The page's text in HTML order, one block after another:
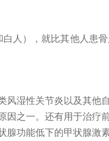
人），就比其他人患
风湿性关节炎以及其他
因之一。还有用于治疗
腺功能低下的甲状腺激